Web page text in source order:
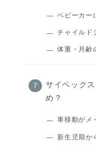
ベビーカー
チャイルド
体重・月齢
サイベック
め？
車移動がメ
新生児期か